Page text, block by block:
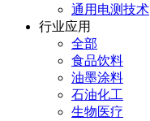
通用电测技术
行业应用
全部
食品饮料
油墨涂料
石油化工
生物医疗